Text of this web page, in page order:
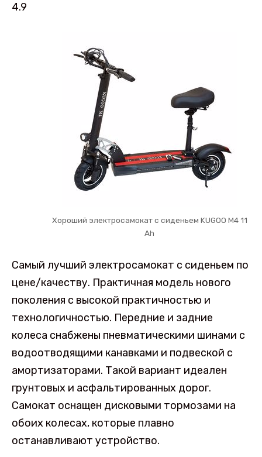
4.9
Хороший электросамокат с сиденьем KUGOO M4 11
Ah
Самый лучший электросамокат с сиденьем по
цене/качеству. Практичная модель нового
поколения с высокой практичностью и
технологичностью. Передние и задние
колеса снабжены пневматическими шинами с
водоотводящими канавками и подвеской с
амортизаторами. Такой вариант идеален
грунтовых и асфальтированных дорог.
Самокат оснащен дисковыми тормозами на
обоих колесах, которые плавно
останавливают устройство.